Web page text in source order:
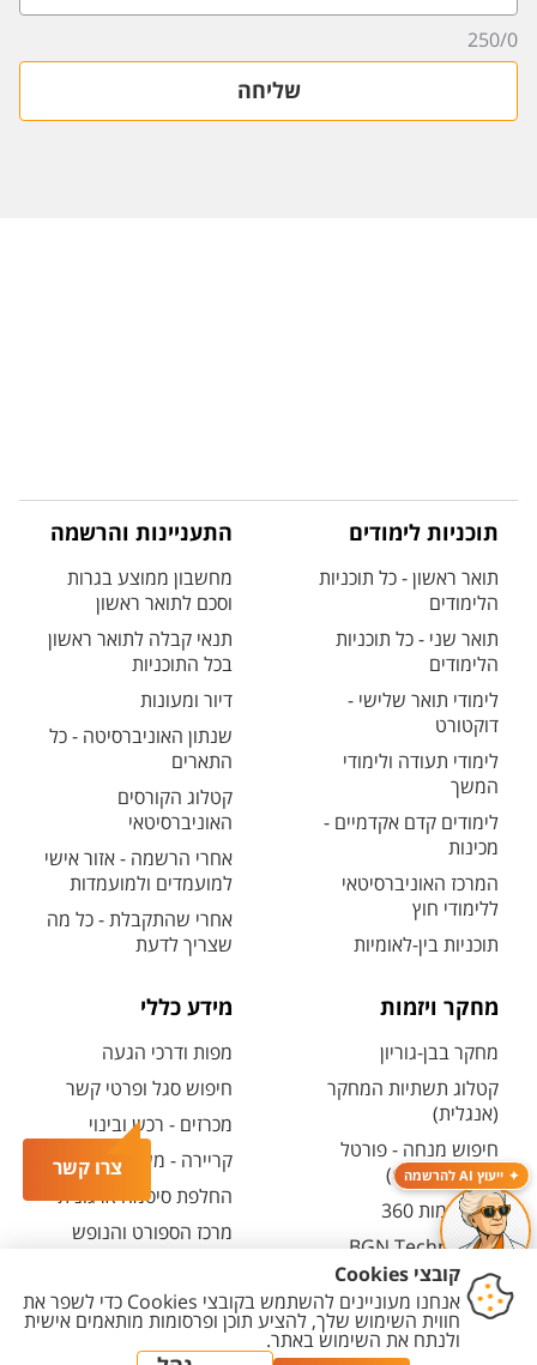
צרו קשר ייעוץ AI להרשמה
0
/
250
שליחה
תוכניות לימודים
תואר ראשון - כל תוכניות
הלימודים
תואר שני - כל תוכניות
הלימודים
לימודי תואר שלישי -
דוקטורט
לימודי תעודה ולימודי
המשך
לימודים קדם אקדמיים -
מכינות
המרכז האוניברסיטאי
ללימודי חוץ
תוכניות בין-לאומיות
התעניינות והרשמה
מחשבון ממוצע בגרות
וסכם לתואר ראשון
תנאי קבלה לתואר ראשון
בכל התוכניות
דיור ומעונות
שנתון האוניברסיטה - כל
התארים
קטלוג הקורסים
האוניברסיטאי
אחרי הרשמה - אזור אישי
למועמדים ולמועמדות
אחרי שהתקבלת - כל מה
שצריך לדעת
מחקר ויזמות
מחקר בבן-גוריון
קטלוג תשתיות המחקר
(אנגלית)
חיפוש מנחה - פורטל
המחקר (CRIS)
מרכז יזמות 360
BGN Technology
Transfer
פארק ההייטק
משרות אקדמיות
מידע כללי
מפות ודרכי הגעה
חיפוש סגל ופרטי קשר
מכרזים - רכש ובינוי
קריירה - משרות פתוחות
החלפת סיסמה ארגונית
מרכז הספורט והנופש
חירום